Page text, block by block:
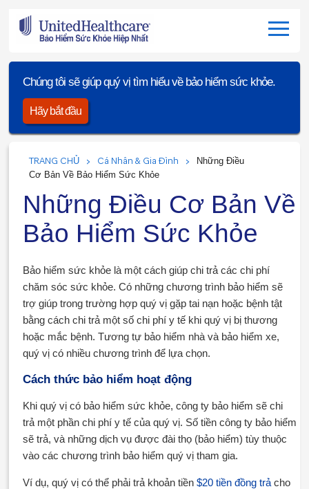
Chúng tôi sẽ giúp quý vị tìm hiểu về bảo hiểm sức khỏe.
Hãy bắt đầu
TRANG CHỦ Cá Nhân & Gia Đình
Những Điều
Cơ Bản Về Bảo Hiểm Sức Khỏe
Những Điều Cơ Bản Về
Bảo Hiểm Sức Khỏe
Bảo hiểm sức khỏe là một cách giúp chi trả các chi phí
chăm sóc sức khỏe. Có những chương trình bảo hiểm sẽ
trợ giúp trong trường hợp quý vị gặp tai nạn hoặc bệnh tật
bằng cách chi trả một số chi phí y tế khi quý vị bị thương
hoặc mắc bệnh. Tương tự bảo hiểm nhà và bảo hiểm xe,
quý vị có nhiều chương trình để lựa chọn.
Cách thức bảo hiểm hoạt động
Khi quý vị có bảo hiểm sức khỏe, công ty bảo hiểm sẽ chi
trả một phần chi phí y tế của quý vị. Số tiền công ty bảo hiểm
sẽ trả, và những dịch vụ được đài thọ (bảo hiểm) tùy thuộc
vào các chương trình bảo hiểm quý vị tham gia.
Ví dụ, quý vị có thể phải trả khoản tiền $20 tiền đồng trả cho